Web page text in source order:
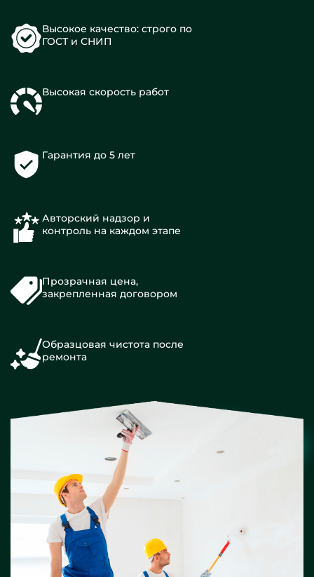
Высокое качество: строго по
ГОСТ и СНИП
Высокая скорость работ
Гарантия до 5 лет
Авторский надзор и
контроль на каждом этапе
Прозрачная цена,
закрепленная договором
Образцовая чистота после
ремонта